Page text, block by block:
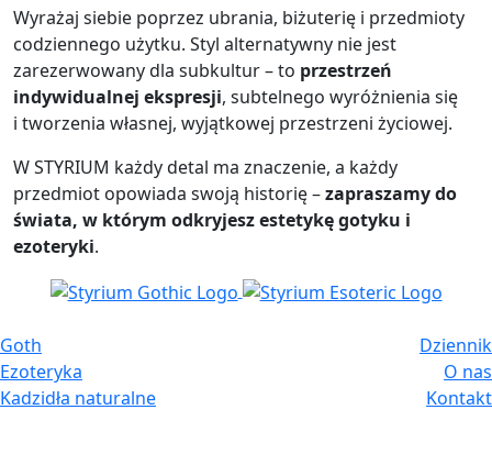
Wyrażaj siebie poprzez ubrania, biżuterię i przedmioty
codziennego użytku. Styl alternatywny nie jest
zarezerwowany dla subkultur – to przestrzeń
indywidualnej ekspresji, subtelnego wyróżnienia się
i tworzenia własnej, wyjątkowej przestrzeni życiowej.
W STYRIUM każdy detal ma znaczenie, a każdy
przedmiot opowiada swoją historię –zapraszamy do
świata, w którym odkryjesz estetykę gotyku i
ezoteryki.
Goth
Ezoteryka
Kadzidła naturalne
Dziennik
O nas
Kontakt